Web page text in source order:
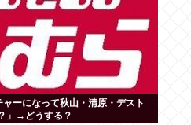
ャーになって秋山・清原・デスト
」→どうする？